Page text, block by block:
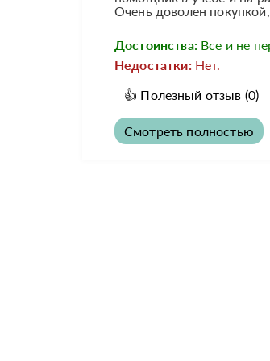
Очень доволен
Достоинства: Все и не
Недостатки: Нет.
👍 Полезный отзыв (0)
Смотреть полностью